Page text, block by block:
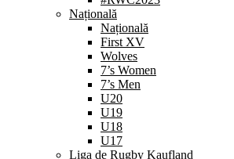
Națională
Națională
First XV
Wolves
7’s Women
7’s Men
U20
U19
U18
U17
Liga de Rugby Kaufland